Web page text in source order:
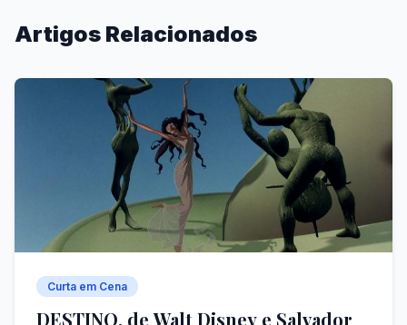
Artigos Relacionados
Curta em Cena
DESTINO, de Walt Disney e Salvador